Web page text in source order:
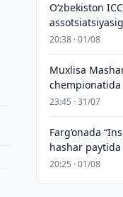
O‘zbekiston
20:38 · 01/08
Muxlisa
23:45 · 31/07
Farg‘onada
hashar paytida
20:25 · 01/08